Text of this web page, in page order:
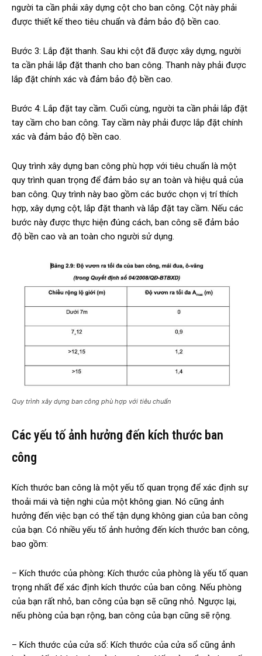
người ta cần phải xây dựng cột cho ban công. Cột này phải
được thiết kế theo tiêu chuẩn và đảm bảo độ bền cao.
Bước 3: Lắp đặt thanh. Sau khi cột đã được xây dựng, người
ta cần phải lắp đặt thanh cho ban công. Thanh này phải được
lắp đặt chính xác và đảm bảo độ bền cao.
Bước 4: Lắp đặt tay cầm. Cuối cùng, người ta cần phải lắp đặt
tay cầm cho ban công. Tay cầm này phải được lắp đặt chính
xác và đảm bảo độ bền cao.
Quy trình xây dựng ban công phù hợp với tiêu chuẩn là một
quy trình quan trọng để đảm bảo sự an toàn và hiệu quả của
ban công. Quy trình này bao gồm các bước chọn vị trí thích
hợp, xây dựng cột, lắp đặt thanh và lắp đặt tay cầm. Nếu các
bước này được thực hiện đúng cách, ban công sẽ đảm bảo
độ bền cao và an toàn cho người sử dụng.
Quy trình xây dựng ban công phù hợp với tiêu chuẩn
Các yếu tố ảnh hưởng đến kích thước ban
công
Kích thước ban công là một yếu tố quan trọng để xác định sự
thoải mái và tiện nghi của một không gian. Nó cũng ảnh
hưởng đến việc bạn có thể tận dụng không gian của ban công
của bạn. Có nhiều yếu tố ảnh hưởng đến kích thước ban công,
bao gồm:
– Kích thước của phòng: Kích thước của phòng là yếu tố quan
trọng nhất để xác định kích thước của ban công. Nếu phòng
của bạn rất nhỏ, ban công của bạn sẽ cũng nhỏ. Ngược lại,
nếu phòng của bạn rộng, ban công của bạn cũng sẽ rộng.
– Kích thước của cửa sổ: Kích thước của cửa sổ cũng ảnh